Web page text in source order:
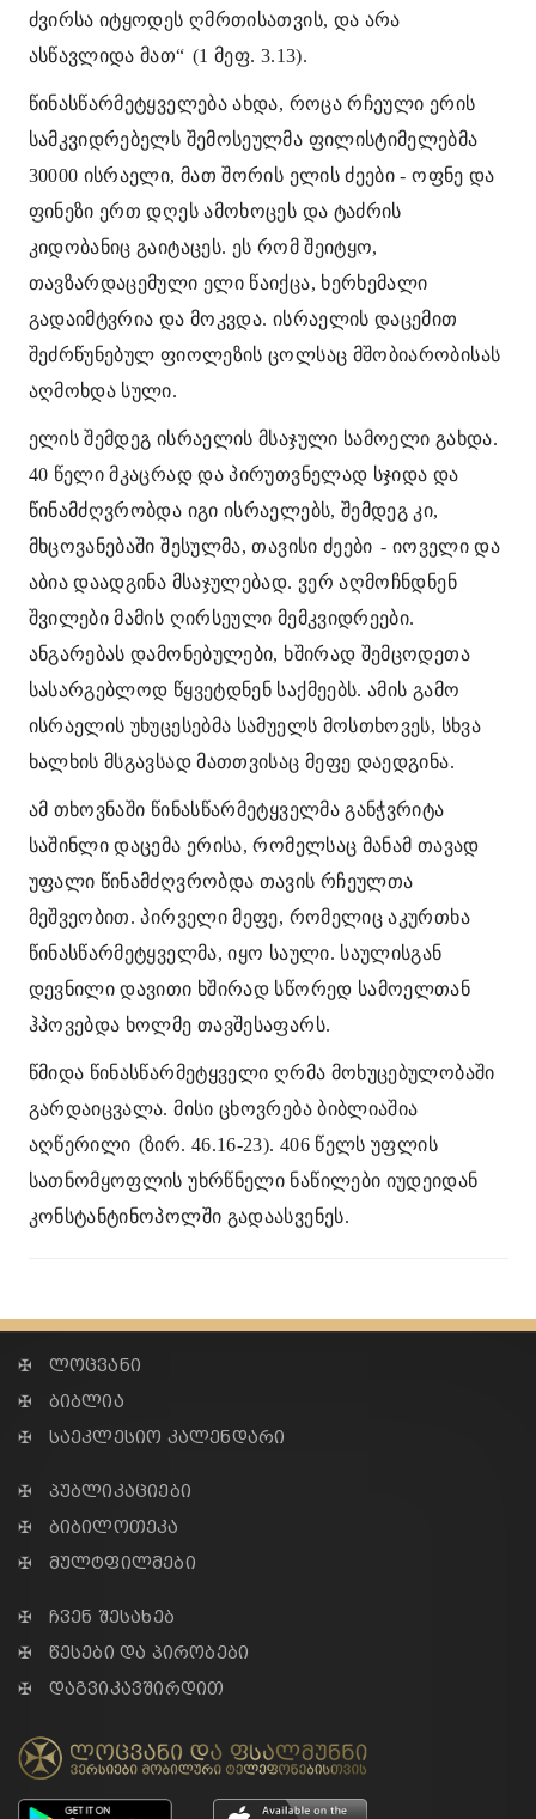
ძვირსა იტყოდეს ღმრთისათვის, და არა
ასწავლიდა მათ“ (1 მეფ. 3.13).
წინასწარმეტყველება ახდა, როცა რჩეული ერის
სამკვიდრებელს შემოსეულმა ფილისტიმელებმა
30000 ისრაელი, მათ შორის ელის ძეები - ოფნე და
ფინეზი ერთ დღეს ამოხოცეს და ტაძრის
კიდობანიც გაიტაცეს. ეს რომ შეიტყო,
თავზარდაცემული ელი წაიქცა, ხერხემალი
გადაიმტვრია და მოკვდა. ისრაელის დაცემით
შეძრწუნებულ ფიოლეზის ცოლსაც მშობიარობისას
აღმოხდა სული.
ელის შემდეგ ისრაელის მსაჯული სამოელი გახდა.
40 წელი მკაცრად და პირუთვნელად სჯიდა და
წინამძღვრობდა იგი ისრაელებს, შემდეგ კი,
მხცოვანებაში შესულმა, თავისი ძეები - იოველი და
აბია დაადგინა მსაჯულებად. ვერ აღმოჩნდნენ
შვილები მამის ღირსეული მემკვიდრეები.
ანგარებას დამონებულები, ხშირად შემცოდეთა
სასარგებლოდ წყვეტდნენ საქმეებს. ამის გამო
ისრაელის უხუცესებმა სამუელს მოსთხოვეს, სხვა
ხალხის მსგავსად მათთვისაც მეფე დაედგინა.
ამ თხოვნაში წინასწარმეტყველმა განჭვრიტა
საშინლი დაცემა ერისა, რომელსაც მანამ თავად
უფალი წინამძღვრობდა თავის რჩეულთა
მეშვეობით. პირველი მეფე, რომელიც აკურთხა
წინასწარმეტყველმა, იყო საული. საულისგან
დევნილი დავითი ხშირად სწორედ სამოელთან
ჰპოვებდა ხოლმე თავშესაფარს.
წმიდა წინასწარმეტყველი ღრმა მოხუცებულობაში
გარდაიცვალა. მისი ცხოვრება ბიბლიაშია
აღწერილი (ზირ. 46.16-23). 406 წელს უფლის
სათნომყოფლის უხრწნელი ნაწილები იუდეიდან
კონსტანტინოპოლში გადაასვენეს.
✠ ლოცვანი
✠ ბიბლია
✠ საეკლესიო კალენდარი
✠ პუბლიკაციები
✠ ბიბილოთეკა
✠ მულტფილმები
✠ ჩვენ შესახებ
✠ წესები და პირობები
✠ დაგვიკავშირდით